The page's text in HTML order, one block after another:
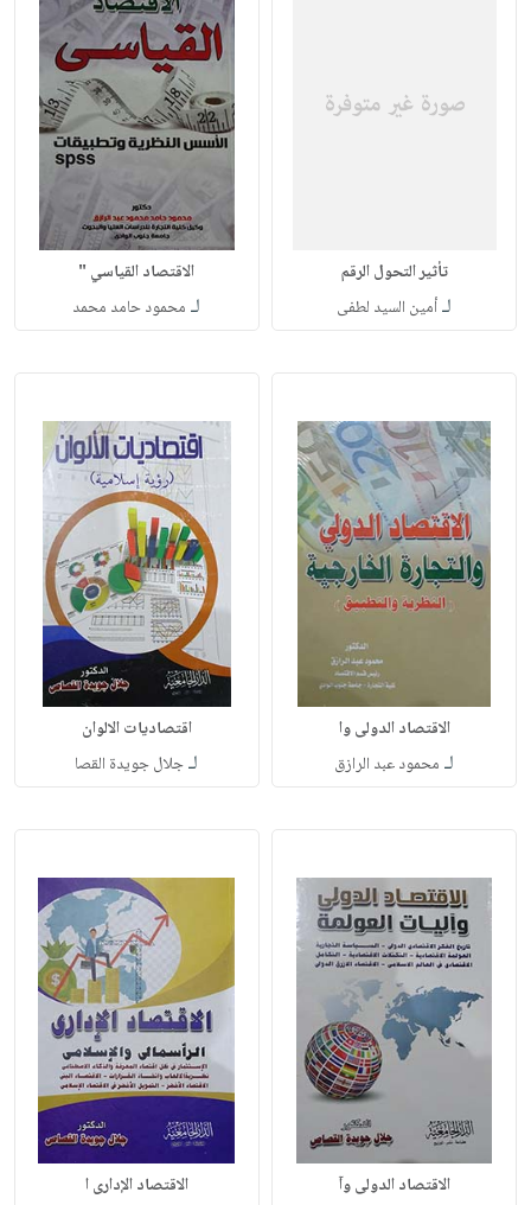
تأثير التحول الرقم
لـأمين السيد لطفى
الاقتصاد القياسي "
لـ محمود حامد محمد
الاقتصاد الدولى وا
لـ محمود عبد الرازق
اقتصاديات الالوان
لـجلال جويدة القصا
الاقتصاد الدولى وآ الاقتصاد الإدارى ا